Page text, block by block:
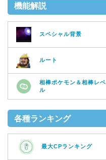
機能解説
スペシャル背景
ルート
相棒ポケモン＆相棒レベ
ル
各種ランキング
最大CPランキング